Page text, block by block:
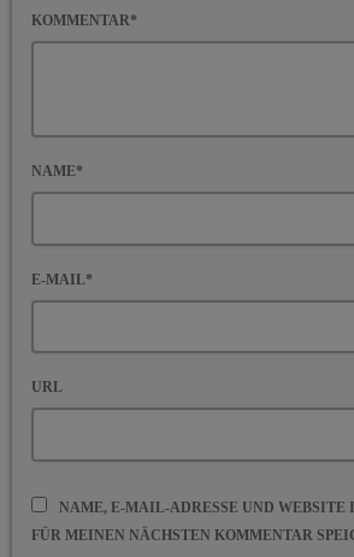
KOMMENTAR*
NAME*
E-MAIL*
URL
NAME, E-MAIL-ADRESSE UND WEBSITE
FÜR MEINEN NÄCHSTEN KOMMENTAR